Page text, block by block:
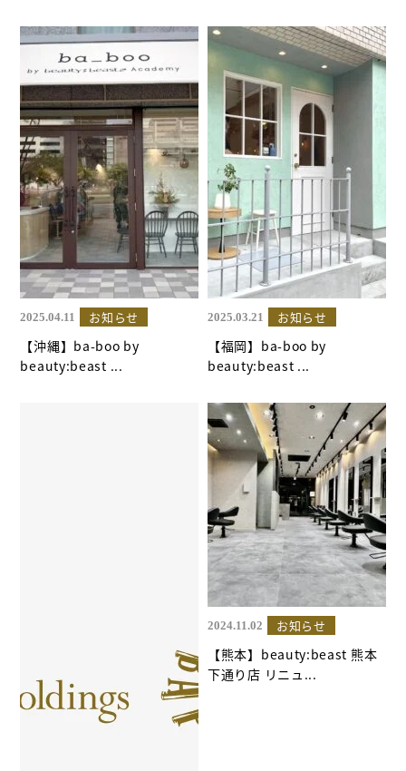
2025.04.11 お知らせ
【沖縄】ba-boo by
beauty:beast ...
2025.03.21 お知らせ
【福岡】ba-boo by
beauty:beast ...
2024.11.02 お知らせ
【熊本】beauty:beast 熊本
下通り店 リニュ...